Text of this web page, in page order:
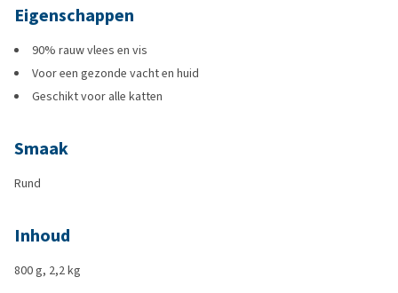
Eigenschappen
90% rauw vlees en vis
Voor een gezonde vacht en huid
Geschikt voor alle katten
Smaak
Rund
Inhoud
800 g, 2,2 kg